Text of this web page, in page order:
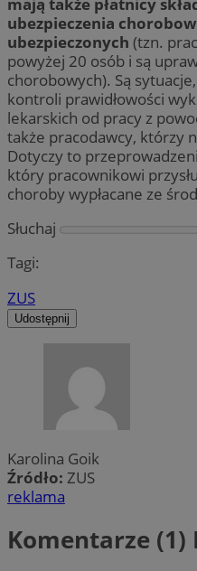
mają także płatnicy
ubezpieczenia
ubezpieczonych (tzn.
powyżej 20 osób i są
chorobowych). Są
kontroli prawidłowości
lekarskich od pracy z
także pracodawcy, którzy
Dotyczy to
który pracownikowi
choroby wypłacane ze
Słuchaj
Tagi:
ZUS
Udostępnij
Karolina Goik
Źródło: ZUS
reklama
Komentarze (1)